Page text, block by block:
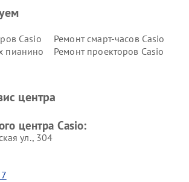
Casio
Ремонт смарт-часов Casio
пианино
Ремонт проекторов Casio
центра
центра Casio:
ул., 304